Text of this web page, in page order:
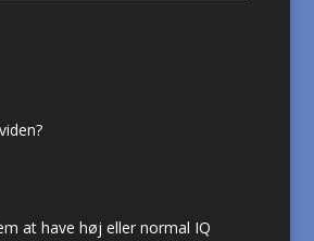
at have høj eller normal IQ